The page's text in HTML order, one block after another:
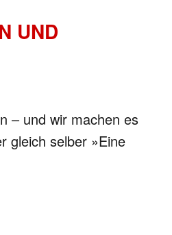
UND
– und wir machen es
gleich selber »Eine